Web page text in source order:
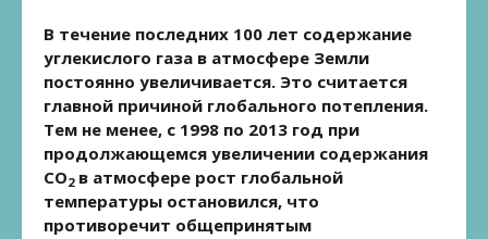
В течение последних 100 лет содержание
углекислого газа в атмосфере Земли
постоянно увеличивается. Это считается
главной причиной глобального потепления.
Тем не менее, с 1998 по 2013 год при
продолжающемся увеличении содержания
СО2в атмосфере рост глобальной
температуры остановился, что
противоречит общепринятым